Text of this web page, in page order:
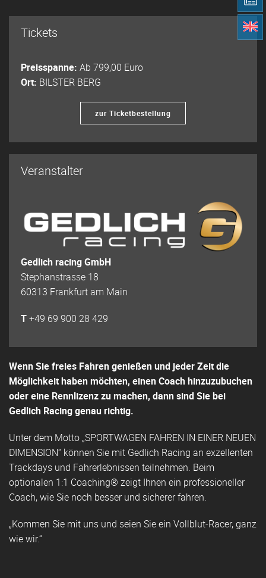
Tickets
Preisspanne: Ab 799,00 Euro
Ort: BILSTER BERG
zur Ticketbestellung
Veranstalter
Gedlich racing GmbH
Stephanstrasse 18
60313 Frankfurt am Main
T+49 69 900 28 429
Wenn Sie freies Fahren genießen und jeder Zeit die
Möglichkeit haben möchten, einen Coach hinzuzubuchen
oder eine Rennlizenz zu machen, dann sind Sie bei
Gedlich Racing genau richtig.
Unter dem Motto „SPORTWAGEN FAHREN IN EINER NEUEN
DIMENSION“ können Sie mit Gedlich Racing an exzellenten
Trackdays und Fahrerlebnissen teilnehmen. Beim
optionalen 1:1 Coaching® zeigt Ihnen ein professioneller
Coach, wie Sie noch besser und sicherer fahren.
„Kommen Sie mit uns und seien Sie ein Vollblut-Racer, ganz
wie wir.“